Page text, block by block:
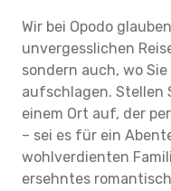
Wir bei Opodo
unvergesslichen
sondern auch, wo
aufschlagen. Stellen
einem Ort auf, der
– sei es für ein
wohlverdienten
ersehntes